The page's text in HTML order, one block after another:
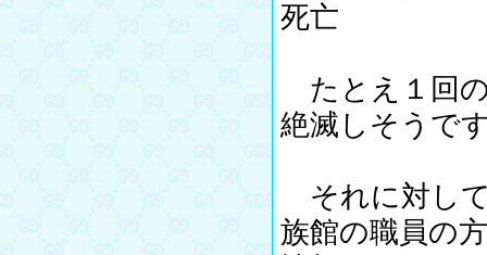
死亡
たとえ１回
絶滅しそうで
それに対し
族館の職員の